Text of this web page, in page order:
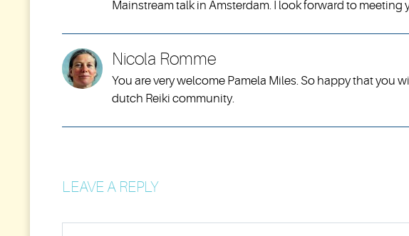
Mainstream talk in Amsterdam. I look forward to meeting
Nicola Romme
You are very welcome Pamela Miles. So happy that you
dutch Reiki community.
LEAVE A REPLY